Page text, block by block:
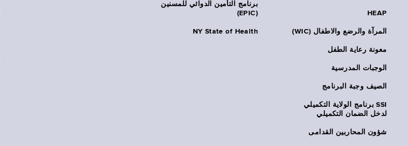
HEAP
المرآة والرضع والاطفال (WIC)
معونة رعاية الطفل
الوجبات المدرسية
الصيف وجبة البرنامج
SSI برنامج الولاية التكميلي
لدخل الضمان التكميلي
شؤون المحاربين القدامى
برنامج التأمين الدوائي للمسنين
(EPIC)
NY State of Health